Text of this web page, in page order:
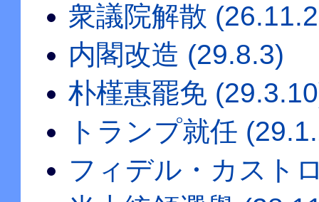
衆議院解散
内閣改造 (29.8.3)
朴槿惠罷免
トランプ就任
フィデル・カスト